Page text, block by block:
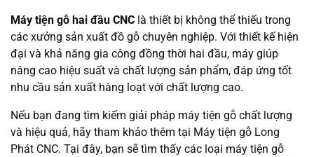
Máy tiện gỗ hai đầu CNC là thiết bị không thể thiếu trong
các xưởng sản xuất đồ gỗ chuyên nghiệp. Với thiết kế hiện
đại và khả năng gia công đồng thời hai đầu, máy giúp
nâng cao hiệu suất và chất lượng sản phẩm, đáp ứng tốt
nhu cầu sản xuất hàng loạt với chất lượng cao.
Nếu bạn đang tìm kiếm giải pháp máy tiện gỗ chất lượng
và hiệu quả, hãy tham khảo thêm tại Máy tiện gỗ Long
Phát CNC. Tại đây, bạn sẽ tìm thấy các loại máy tiện gỗ